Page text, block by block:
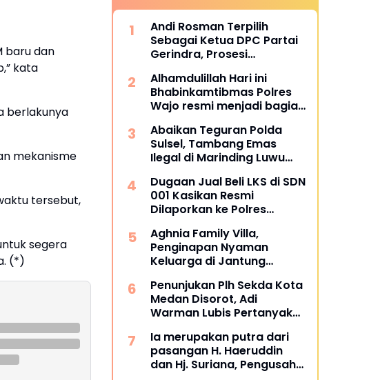
baru dan
kata
berlakunya
mekanisme
tersebut,
segera
(*)
Andi Rosman Terpilih
Sebagai Ketua DPC Partai
Gerindra, Prosesi
Langsung Sufmi Dasco
Ahmad.
Alhamdulillah Hari ini
Bhabinkamtibmas Polres
Wajo resmi menjadi bagian
Lingkungan)
Abaikan Teguran Polda
Sulsel, Tambang Emas
Ilegal di Marinding Luwu
Hari Tiga Pelaku Terkesan
Kebah Hukum
Dugaan Jual Beli LKS di SDN
001 Kasikan Resmi
Dilaporkan ke Polres
Metroterkini.id Desak Usut
Kasus Ini
Aghnia Family Villa,
Penginapan Nyaman
Keluarga di Jantung
Bulukumba
Penunjukan Plh Sekda Kota
Medan Disorot, Adi
Warman Lubis Pertanyakan
Merit
Ia merupakan putra dari
pasangan H. Haeruddin
dan Hj. Suriana, Pengusaha